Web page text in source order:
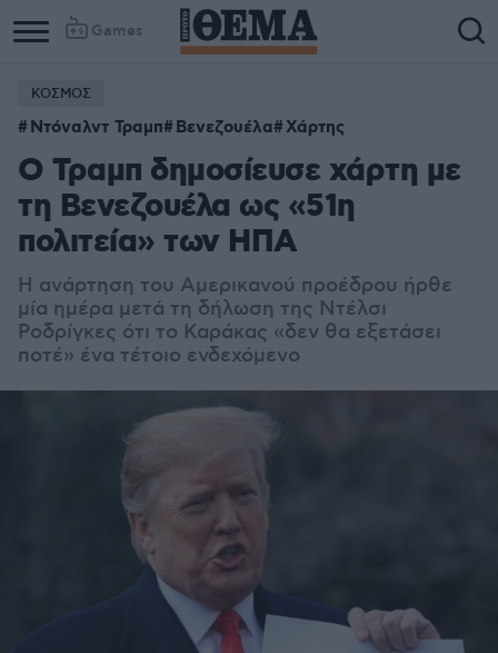
Games
ΚΟΣΜΟΣ
Ντόναλντ Τραμπ Βενεζουέλα Χάρτης
Ο Τραμπ δημοσίευσε χάρτη με
τη Βενεζουέλα ως «51η
πολιτεία» των ΗΠΑ
Η ανάρτηση του Αμερικανού προέδρου ήρθε
μία ημέρα μετά τη δήλωση της Ντέλσι
Ροδρίγκες ότι το Καράκας «δεν θα εξετάσει
ποτέ» ένα τέτοιο ενδεχόμενο